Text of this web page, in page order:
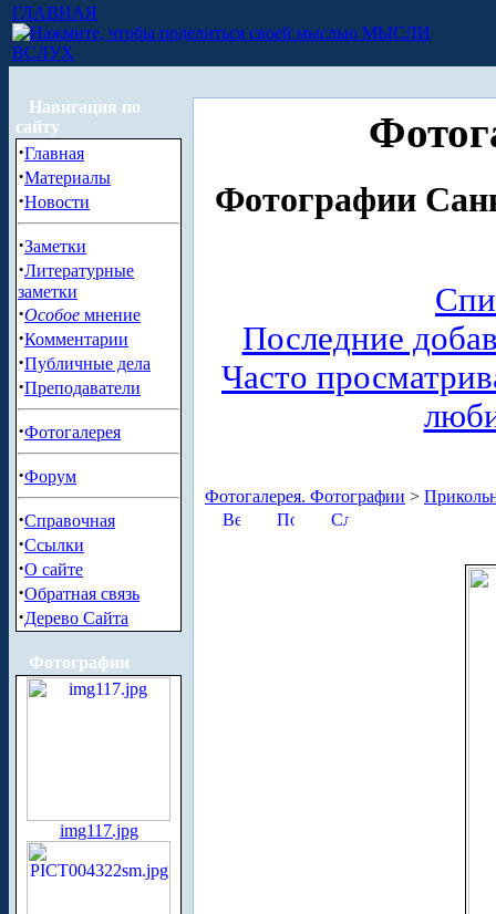
ГЛАВНАЯ
МЫСЛИ
ВСЛУХ
Навигация по
сайту
·Главная
·Материалы
·Новости
·Заметки
·Литературные
заметки
·Особое мнение
·Комментарии
·Публичные дела
·Преподаватели
·Фотогалерея
·Форум
·Справочная
·Ссылки
·О сайте
·Обратная связь
·Дерево Сайта
Фотографии
img117.jpg
Фотографии
Последние
Часто
Фотогалерея. Фотографии >